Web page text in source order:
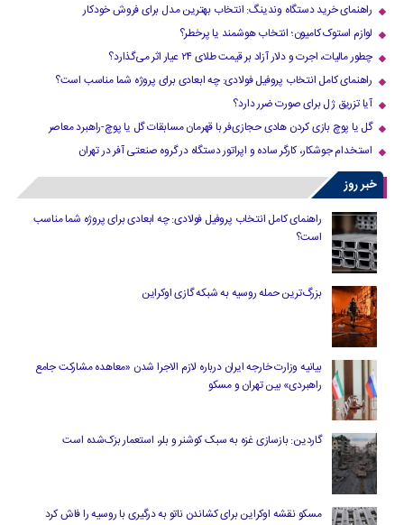
راهنمای خرید دستگاه وندینگ: انتخاب بهترین مدل برای فروش خودکار
لوازم استوک کامیون؛ انتخاب هوشمند یا پرخطر؟
چطور مالیات، اجرت و دلار آزاد بر قیمت طلای ۲۴ عیار اثر می‌گذارد؟
راهنمای کامل انتخاب پروفیل فولادی: چه ابعادی برای پروژه شما مناسب است؟
آیا تزریق ژل برای صورت ضرر دارد​؟
گل یا پوچ بازی کردن هادی حجازی‌فر با قهرمان مسابقات گل یا پوچ-راهبرد معاصر
استخدام جوشکار، کارگر ساده و اپراتور دستگاه در گروه صنعتی آفر در تهران
خبر روز
راهنمای کامل انتخاب پروفیل فولادی: چه ابعادی برای پروژه شما مناسب
است؟
بزرگ‌ترین حمله روسیه به شبکه گازی اوکراین
بیانیه وزارت خارجه ایران درباره لازم‌ الاجرا شدن «معاهده مشارکت جامع
راهبردی» بین تهران و مسکو
گاردین: بازسازی غزه به سبک کوشنر و بلر، استعمار بزک‌شده است
مسکو نقشه اوکراین برای کشاندن ناتو به درگیری با روسیه را فاش کرد